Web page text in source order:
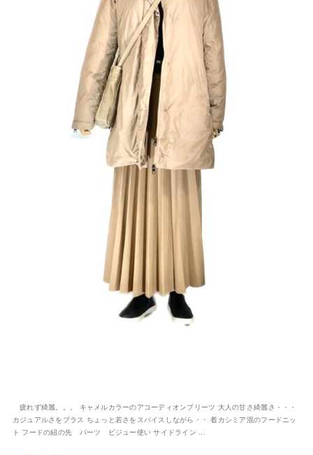
疲れず綺麗。。。 キャメルカラーのアコーディオンプリーツ 大人の甘さ綺麗さ・・・
カジュアルさをプラス ちょっと若さをスパイスしながら・・ 着カシミア混のフードニッ
ト フードの紐の先 パーツ ビジュー使い サイドライン ...